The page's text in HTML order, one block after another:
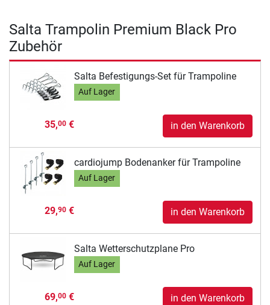
Salta Trampolin Premium Black Pro
Zubehör
Salta Befestigungs-Set für Trampoline
Auf Lager
35,00€ in den Warenkorb
cardiojump Bodenanker für Trampoline
Auf Lager
29,90€ in den Warenkorb
Salta Wetterschutzplane Pro
Auf Lager
69,00€ in den Warenkorb